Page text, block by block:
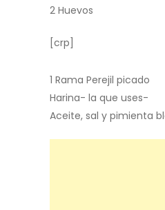
2 Huevos
[crp]
1 Rama Perejil picado
Harina- la que uses-
Aceite, sal y pimienta